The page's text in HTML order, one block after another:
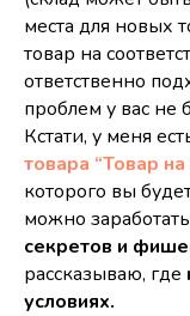
места для новых
товар на
ответственно
проблем у вас не
Кстати, у меня
товара “Товар
которого вы
можно
секретов и
рассказываю, где
условиях.